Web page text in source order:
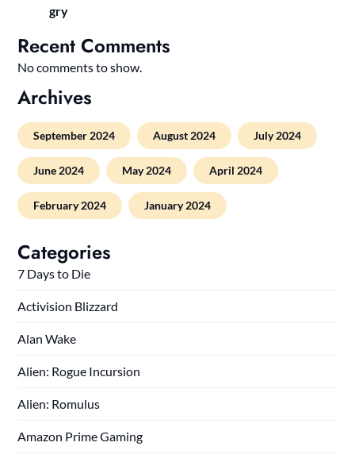
gry
Recent Comments
No comments to show.
Archives
September 2024 August 2024 July 2024
June 2024 May 2024 April 2024
February 2024 January 2024
Categories
7 Days to Die
Activision Blizzard
Alan Wake
Alien: Rogue Incursion
Alien: Romulus
Amazon Prime Gaming